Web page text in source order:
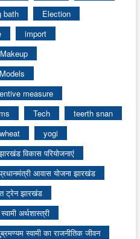
bath
Election
import
Makeup
Models
measure
Tech
teerth snan
wheat
yogi
विकास परियोजनाएं
आवास योजना झारखंड
ट्रेन झारखंड
अर्थशास्त्री
स्वामी का राजनीतिक जीवन